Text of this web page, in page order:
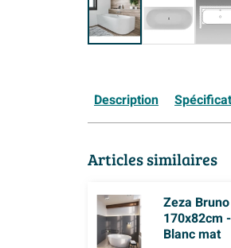
Description
Articles similaires
Zeza
170x82cm
Blanc mat